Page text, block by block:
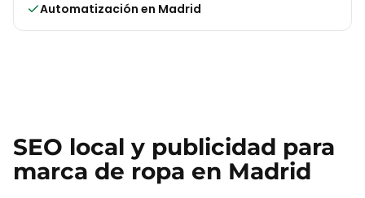
Automatización en Madrid
SEO local y publicidad para
marca de ropa en Madrid